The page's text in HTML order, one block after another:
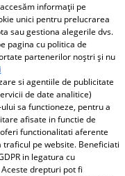
de vinete cu
necopt – zacusca
informații pe
unici pentru prelucrarea
sau gestiona alegerile dvs.
pagina cu politica de
partenerilor noștri și nu
si agentiile de publicitate
de date analitice)
sa functioneze, pentru a
afisate in functie de
functionalitati aferente
pe website. Beneficiati
in legatura cu
drepturi pot fi